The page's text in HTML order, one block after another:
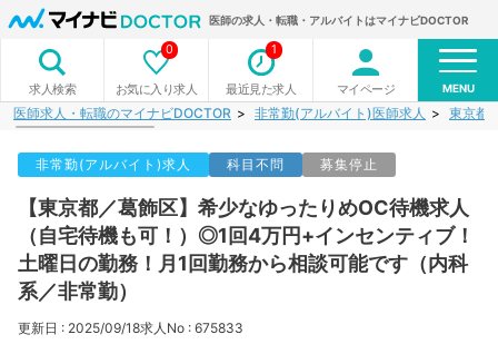
医師の求人・転職・アルバイトはマイナビDOCTOR
求人検索 お気に入り求人
0
最近見た求人
1
マイページ MENU
医師求人・転職のマイナビDOCTOR 非常勤(アルバイト)医師求人 東京都
非常勤(アルバイト)求人 科目不問 募集停止
【東京都／葛飾区】希少なゆったりめOC待機求人
（自宅待機も可！）◎1回4万円+インセンティブ！
土曜日の勤務！月1回勤務から相談可能です（内科
系／非常勤）
更新日 : 2025/09/18求人No : 675833